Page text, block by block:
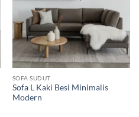
SOFA SUDUT
Sofa L Kaki Besi Minimalis
Modern